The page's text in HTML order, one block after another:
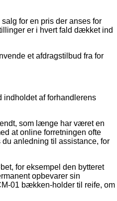
for en pris der anses for
er i hvert fald dækket ind
et afdragstilbud fra for
indholdet af forhandlerens
som længe har været en
at online forretningen ofte
anledning til assistance, for
for eksempel den bytteret
opbevarer sin
01 bækken-holder til reife, om